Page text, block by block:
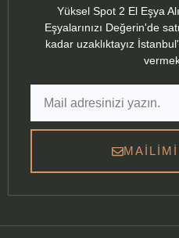
Yüksel Spot 2 El Eşya
Eşyalarınızı Değerin'de
kadar uzaklıktayız